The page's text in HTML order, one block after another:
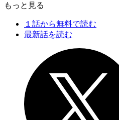
もっと見る
１話から無料で読む
最新話を読む